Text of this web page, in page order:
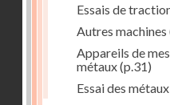
Essais de
Autres machines
Appareils de
métaux(p.31)
Essai des